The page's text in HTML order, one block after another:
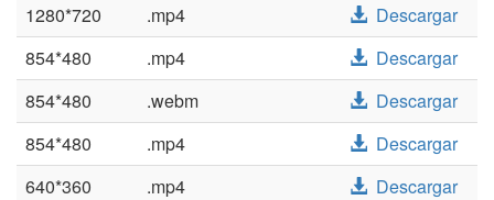
1280*720
.mp4
Descargar
854*480
.mp4
Descargar
854*480
.webm
Descargar
854*480
.mp4
Descargar
640*360
.mp4
Descargar